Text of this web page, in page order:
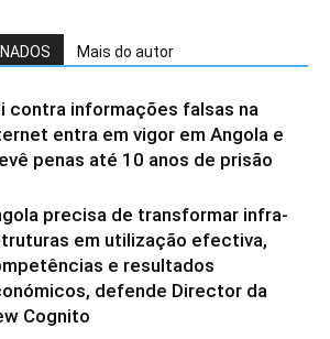
Mais do autor
contra informações falsas na
entra em vigor em Angola e
penas até 10 anos de prisão
precisa de transformar infra-
em utilização efectiva,
e resultados
defende Director da
Cognito